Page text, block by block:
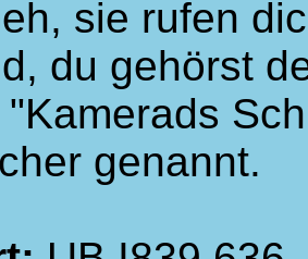
sie rufen
du gehörst
genannt.